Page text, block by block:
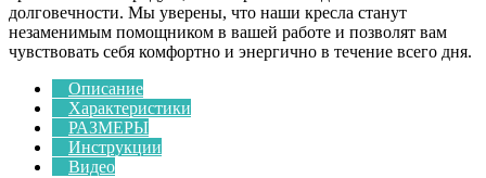
долговечности. Мы уверены, что наши кресла станут
незаменимым помощником в вашей работе и позволят вам
чувствовать себя комфортно и энергично в течение всего дня.
Описание
Характеристики
РАЗМЕРЫ
Инструкции
Видео